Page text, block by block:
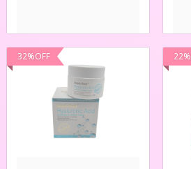
32%OFF 22%